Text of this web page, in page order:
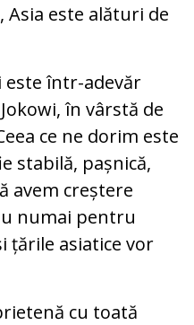
este alături de
este într-adevăr
în vârstă de
ce ne dorim este
stabilă, pașnică,
avem creștere
numai pentru
țările asiatice vor
cu toată